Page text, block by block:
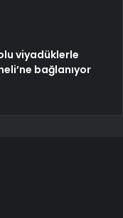
viyadüklerle
bağlanıyor